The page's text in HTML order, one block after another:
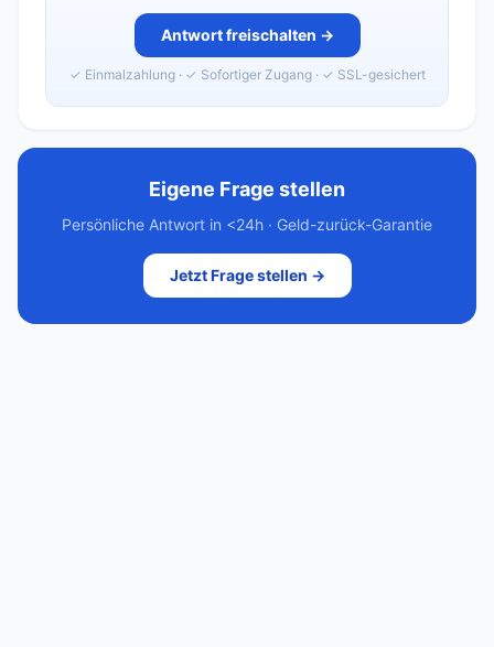
Antwort freischalten →
✓ Einmalzahlung · ✓ Sofortiger Zugang · ✓ SSL-gesichert
Eigene Frage stellen
Persönliche Antwort in <24h · Geld-zurück-Garantie
Jetzt Frage stellen →